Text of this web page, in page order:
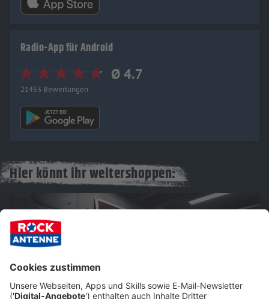
Radio-App für Android
Ø 4.7
21453 Bewertungen
Hier könnt ihr weitershoppen: